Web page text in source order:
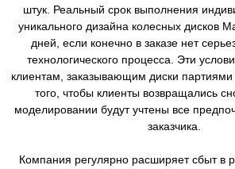
штук. Реальный срок выполнения
уникального дизайна колесных дисков
дней, если конечно в заказе нет
технологического процесса. Эти
клиентам, заказывающим диски
того, чтобы клиенты возвращались
моделировании будут учтены все
заказчика.
Компания регулярно расширяет сбыт в